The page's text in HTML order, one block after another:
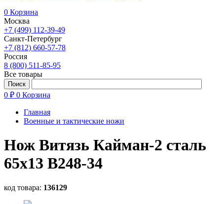
0 Корзина
Москва
+7 (499) 112-39-49
Санкт-Петербург
+7 (812) 660-57-78
Россия
8 (800) 511-85-95
Все товары
0 ₽ 0 Корзина
Главная
Военные и тактические ножи
Нож Витязь Кайман-2 сталь
65х13 B248-34
код товара: 136129